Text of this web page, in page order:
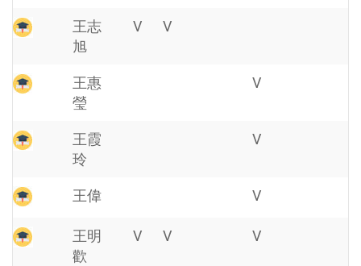
王志
旭
V V
王惠
瑩
V
王霞
玲
V
王偉 V
王明
歡
V V V